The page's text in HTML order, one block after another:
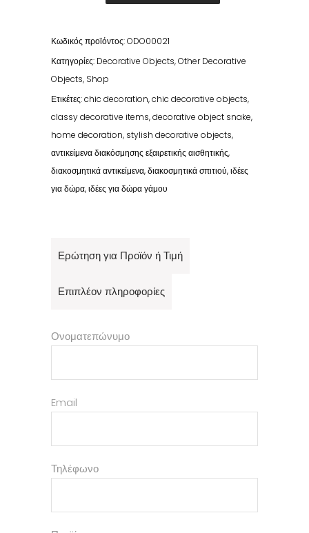
Κωδικός προϊόντος:ODO00021
Κατηγορίες: Decorative Objects,Other Decorative
Objects, Shop
Ετικέτες:chic decoration,chic decorative objects,
classy decorative items,decorative object snake,
home decoration, stylish decorative objects,
αντικείμενα διακόσμησης εξαιρετικής αισθητικής,
διακοσμητικά αντικείμενα,διακοσμητικά σπιτιού,ιδέες
για δώρα,ιδέες για δώρα γάμου
Ερώτηση για Προϊόν ή Τιμή
Επιπλέον πληροφορίες
Ονοματεπώνυμο
Email
Τηλέφωνο